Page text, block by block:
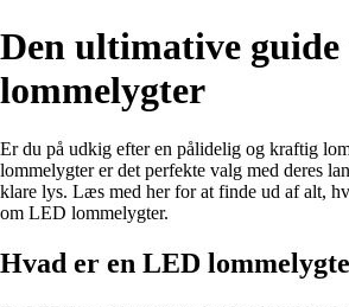
Den ultimative
lommelygter
Er du på udkig efter en pålidelig og kraftig
lommelygter er det perfekte valg med deres
klare lys. Læs med her for at finde ud af alt,
om LED lommelygter.
Hvad er en LED